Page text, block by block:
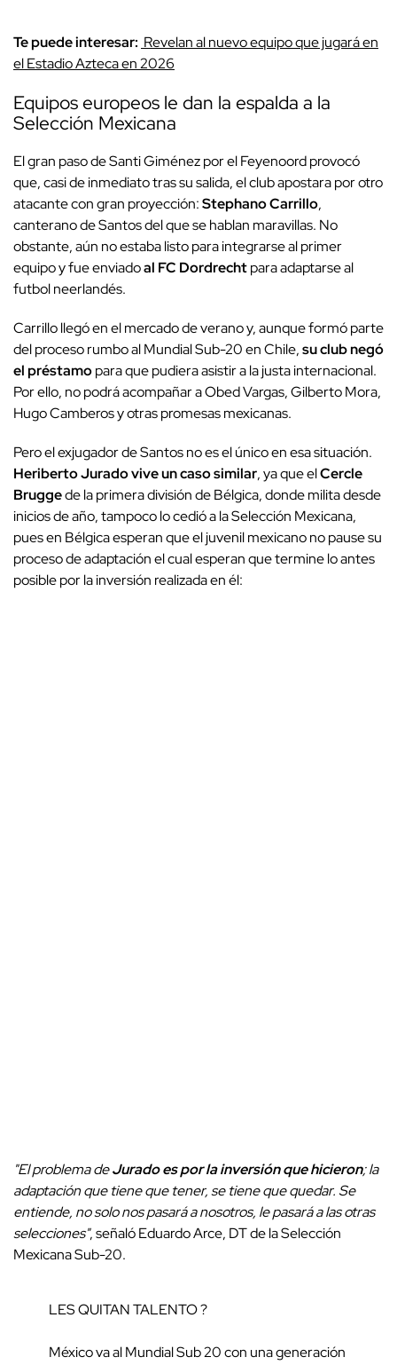
Te puede interesar: Revelan al nuevo equipo que jugará en
el Estadio Azteca en 2026
Equipos europeos le dan la espalda a la
Selección Mexicana
El gran paso de Santi Giménez por el Feyenoord provocó
que, casi de inmediato tras su salida, el club apostara por otro
atacante con gran proyección:Stephano Carrillo,
canterano de Santos del que se hablan maravillas. No
obstante, aún no estaba listo para integrarse al primer
equipo y fue enviadoal FC Dordrechtpara adaptarse al
futbol neerlandés.
Carrillo llegó en el mercado de verano y, aunque formó parte
del proceso rumbo al Mundial Sub-20 en Chile,su club negó
el préstamopara que pudiera asistir a la justa internacional.
Por ello, no podrá acompañar a Obed Vargas, Gilberto Mora,
Hugo Camberos y otras promesas mexicanas.
Pero el exjugador de Santos no es el único en esa situación.
Heriberto Jurado vive un caso similar, ya que elCercle
Bruggede la primera división de Bélgica, donde milita desde
inicios de año, tampoco lo cedió a la Selección Mexicana,
pues en Bélgica esperan que el juvenil mexicano no pause su
proceso de adaptación el cual esperan que termine lo antes
posible por la inversión realizada en él:
"El problema deJurado es por la inversión que hicieron; la
adaptación que tiene que tener, se tiene que quedar. Se
entiende, no solo nos pasará a nosotros, le pasará a las otras
selecciones", señaló Eduardo Arce, DT de la Selección
Mexicana Sub-20.
LES QUITAN TALENTO ?
México va al Mundial Sub 20 con una generación